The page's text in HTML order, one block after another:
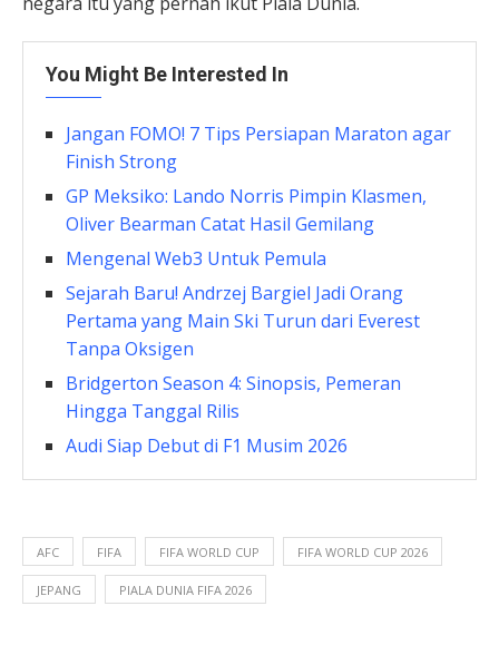
You Might Be Interested In
Jangan FOMO! 7 Tips Persiapan Maraton agar
Finish Strong
GP Meksiko: Lando Norris Pimpin Klasmen,
Oliver Bearman Catat Hasil Gemilang
Mengenal Web3 Untuk Pemula
Sejarah Baru! Andrzej Bargiel Jadi Orang
Pertama yang Main Ski Turun dari Everest
Tanpa Oksigen
Bridgerton Season 4: Sinopsis, Pemeran
Hingga Tanggal Rilis
Audi Siap Debut di F1 Musim 2026
AFC FIFA FIFA WORLD CUP FIFA WORLD CUP 2026
JEPANG PIALA DUNIA FIFA 2026